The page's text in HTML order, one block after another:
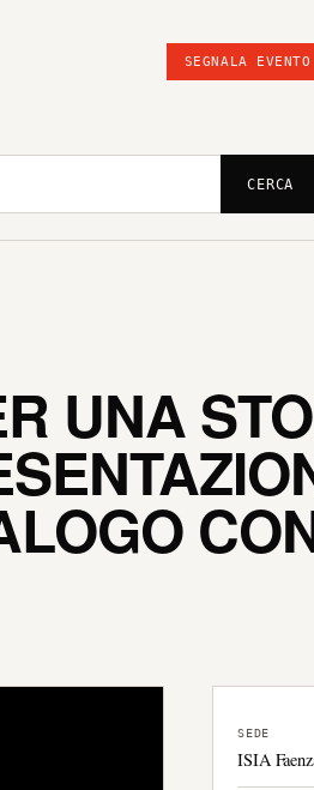
SEGNALA EVENTO
CERCA
UNA
SEDE
ISIA